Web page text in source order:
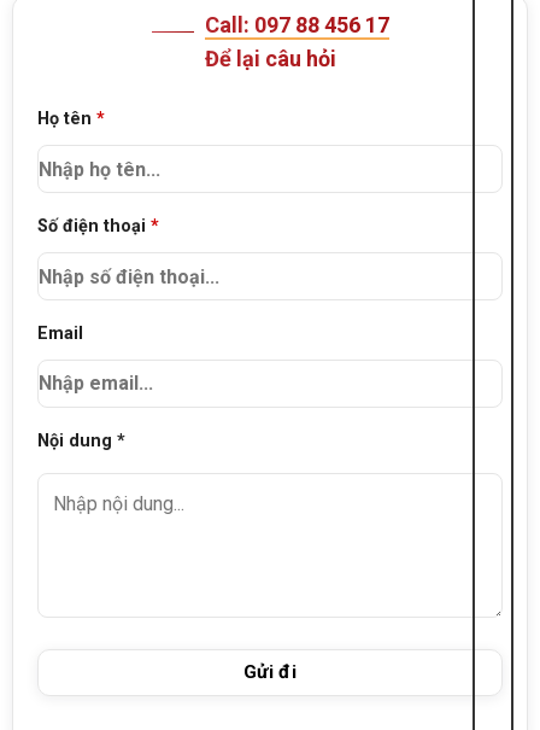
Call: 097 88 456 17
Để lại câu hỏi
Họ tên *
Số điện thoại *
Email
Nội dung *